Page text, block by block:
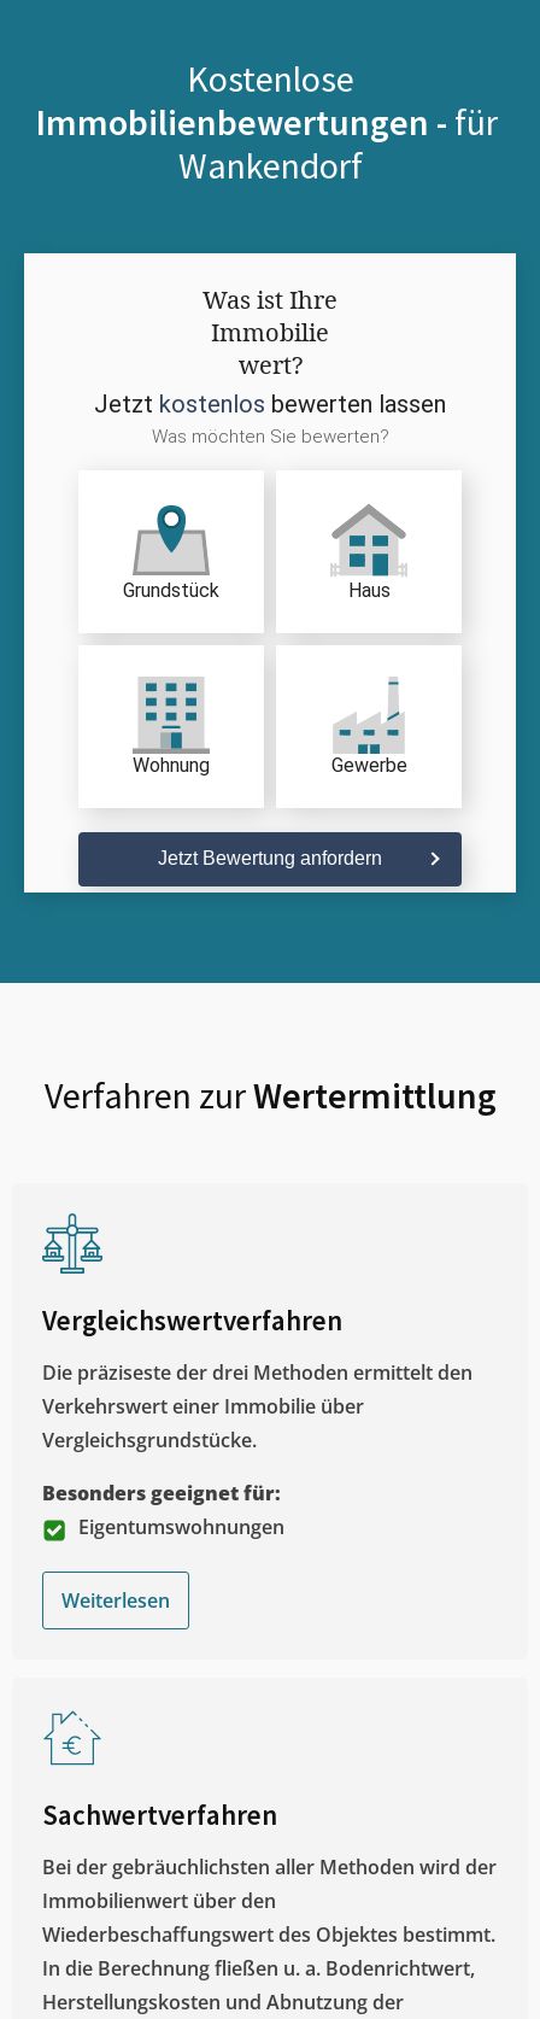
Kostenlose
Immobilienbewertungen - für
Wankendorf
Was ist Ihre
Immobilie
wert?
Jetzt kostenlos bewerten lassen
Was möchten Sie bewerten?
Grundstück Haus
Wohnung Gewerbe
Jetzt Bewertung anfordern
Verfahren zurWertermittlung
Vergleichswertverfahren
Die präziseste der drei Methoden ermittelt den
Verkehrswert einer Immobilie über
Vergleichsgrundstücke.
Besonders geeignet für:
Eigentumswohnungen
Weiterlesen
Sachwertverfahren
Bei der gebräuchlichsten aller Methoden wird der
Immobilienwert über den
Wiederbeschaffungswert des Objektes bestimmt.
In die Berechnung fließen u. a. Bodenrichtwert,
Herstellungskosten und Abnutzung der